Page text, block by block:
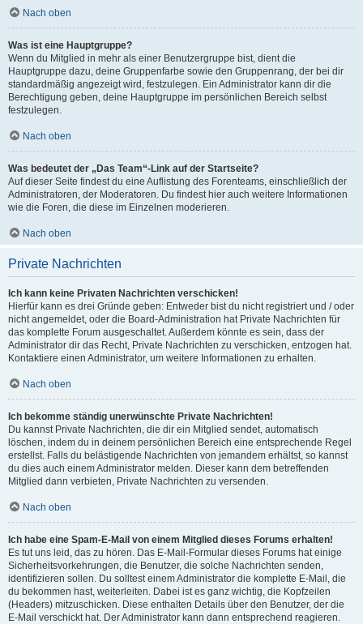
Nach oben
Was ist eine Hauptgruppe?
Wenn du Mitglied in mehr als einer Benutzergruppe bist, dient die
Hauptgruppe dazu, deine Gruppenfarbe sowie den Gruppenrang, der bei dir
standardmäßig angezeigt wird, festzulegen. Ein Administrator kann dir die
Berechtigung geben, deine Hauptgruppe im persönlichen Bereich selbst
festzulegen.
Nach oben
Was bedeutet der „Das Team“-Link auf der Startseite?
Auf dieser Seite findest du eine Auflistung des Forenteams, einschließlich der
Administratoren, der Moderatoren. Du findest hier auch weitere Informationen
wie die Foren, die diese im Einzelnen moderieren.
Nach oben
Private Nachrichten
Ich kann keine Privaten Nachrichten verschicken!
Hierfür kann es drei Gründe geben: Entweder bist du nicht registriert und / oder
nicht angemeldet, oder die Board-Administration hat Private Nachrichten für
das komplette Forum ausgeschaltet. Außerdem könnte es sein, dass der
Administrator dir das Recht, Private Nachrichten zu verschicken, entzogen hat.
Kontaktiere einen Administrator, um weitere Informationen zu erhalten.
Nach oben
Ich bekomme ständig unerwünschte Private Nachrichten!
Du kannst Private Nachrichten, die dir ein Mitglied sendet, automatisch
löschen, indem du in deinem persönlichen Bereich eine entsprechende Regel
erstellst. Falls du belästigende Nachrichten von jemandem erhältst, so kannst
du dies auch einem Administrator melden. Dieser kann dem betreffenden
Mitglied dann verbieten, Private Nachrichten zu versenden.
Nach oben
Ich habe eine Spam-E-Mail von einem Mitglied dieses Forums erhalten!
Es tut uns leid, das zu hören. Das E-Mail-Formular dieses Forums hat einige
Sicherheitsvorkehrungen, die Benutzer, die solche Nachrichten senden,
identifizieren sollen. Du solltest einem Administrator die komplette E-Mail, die
du bekommen hast, weiterleiten. Dabei ist es ganz wichtig, die Kopfzeilen
(Headers) mitzuschicken. Diese enthalten Details über den Benutzer, der die
E-Mail verschickt hat. Der Administrator kann dann entsprechend reagieren.